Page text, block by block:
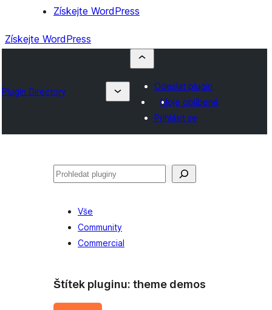
Získejte WordPress
Získejte WordPress
Plugin Directory
Odeslat plugin
Moje oblíbené
Přihlásit se
Hledat
Vše
Community
Commercial
Štítek pluginu: theme demos